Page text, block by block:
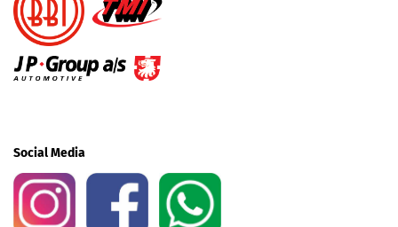
Social Media